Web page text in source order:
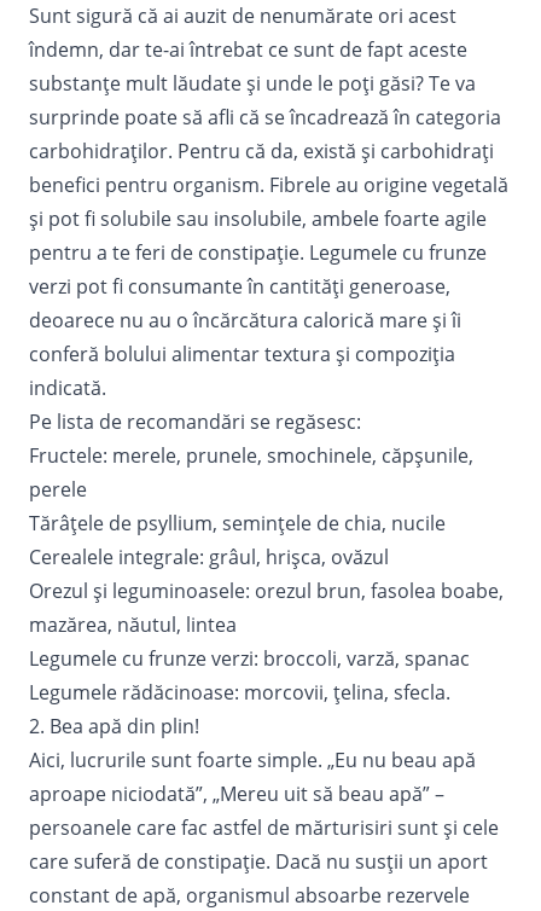
Sunt sigură că ai auzit de nenumărate ori acest
îndemn, dar te-ai întrebat ce sunt de fapt aceste
substanțe mult lăudate și unde le poți găsi? Te va
surprinde poate să afli că se încadrează în categoria
carbohidraților. Pentru că da, există și carbohidrați
benefici pentru organism. Fibrele au origine vegetală
și pot fi solubile sau insolubile, ambele foarte agile
pentru a te feri de constipație. Legumele cu frunze
verzi pot fi consumante în cantități generoase,
deoarece nu au o încărcătura calorică mare și îi
conferă bolului alimentar textura și compoziția
indicată.
Pe lista de recomandări se regăsesc:
Fructele: merele, prunele, smochinele, căpșunile,
perele
Tărâțele de psyllium, seminţele de chia, nucile
Cerealele integrale: grâul, hrişca, ovăzul
Orezul și leguminoasele: orezul brun, fasolea boabe,
mazărea, năutul, lintea
Legumele cu frunze verzi: broccoli, varză, spanac
Legumele rădăcinoase: morcovii, ţelina, sfecla.
2. Bea apă din plin!
Aici, lucrurile sunt foarte simple. „Eu nu beau apă
aproape niciodată”, „Mereu uit să beau apă” –
persoanele care fac astfel de mărturisiri sunt și cele
care suferă de constipație. Dacă nu susții un aport
constant de apă, organismul absoarbe rezervele